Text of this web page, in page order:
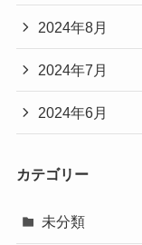
2024年8月
2024年7月
2024年6月
カテゴリー
未分類